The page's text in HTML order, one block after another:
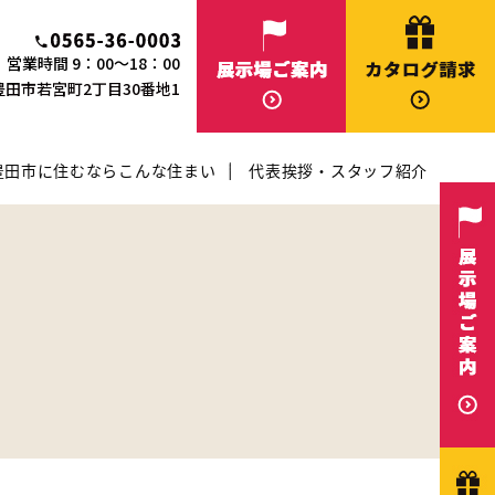
営業時間 9：00～18：00
市若宮町2丁目30番地1
田市に住むならこんな住まい 代表挨拶・スタッフ紹介